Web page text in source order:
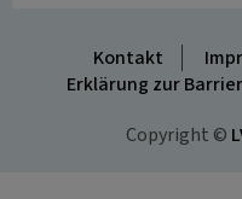
Kontakt
Erklärung zur
Copyright ©